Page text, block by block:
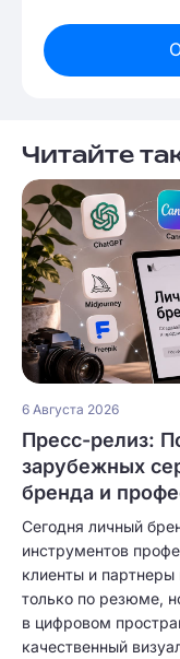
Читайте
6 Августа 2026
Пресс-релиз:
зарубежных
бренда и
Сегодня личный
инструментов
клиенты и
только по резюме,
в цифровом
качественный